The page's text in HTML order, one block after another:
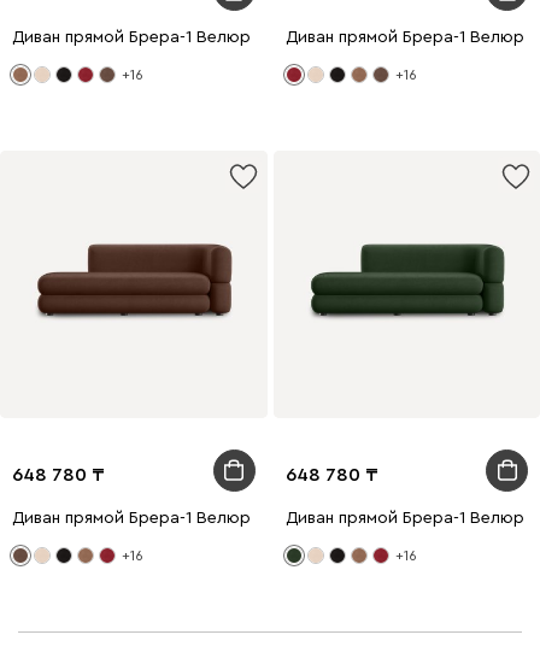
Диван прямой Брера-1 Велюр Карамельный
+16
Диван прямой Брера-1 Велюр
+16
648 780
Диван прямой Брера-1 Велюр Коричневый
+16
648 780
Диван прямой Брера-1 Велюр
+16